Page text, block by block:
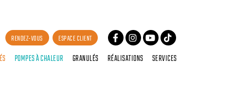
RENDEZ-VOUS ESPACE CLIENT
POMPES À CHALEUR GRANULÉS RÉALISATIONS SERVICES